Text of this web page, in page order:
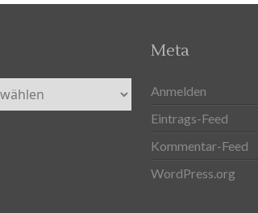
Meta
Anmelden
Eintrags-Feed
Kommentar-Feed
WordPress.org